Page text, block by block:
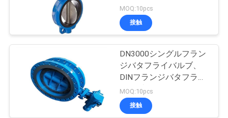
ようになった
MOQ:10pcs
接触
DN3000シングルフラン
ジバタフライバルブ、
DINフランジバタフライ
バルブ、15.2MPaダクタ
イル鋳鉄バタフライバル
ブ
MOQ:10pcs
接触